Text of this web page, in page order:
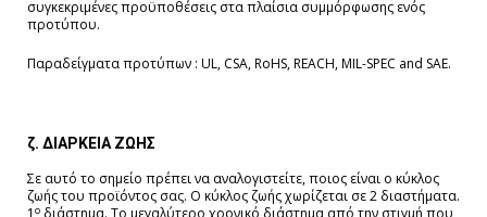
συγκεκριμένες προϋποθέσεις στα πλαίσια συμμόρφωσης ενός
προτύπου.
Παραδείγματα προτύπων : UL, CSA, RoHS, REACH, MIL-SPEC and SAE.
ζ. ΔΙΑΡΚΕΙΑ ΖΩΗΣ
Σε αυτό το σημείο πρέπει να αναλογιστείτε, ποιος είναι ο κύκλος
ζωής του προϊόντος σας. Ο κύκλος ζωής χωρίζεται σε 2 διαστήματα.
ο